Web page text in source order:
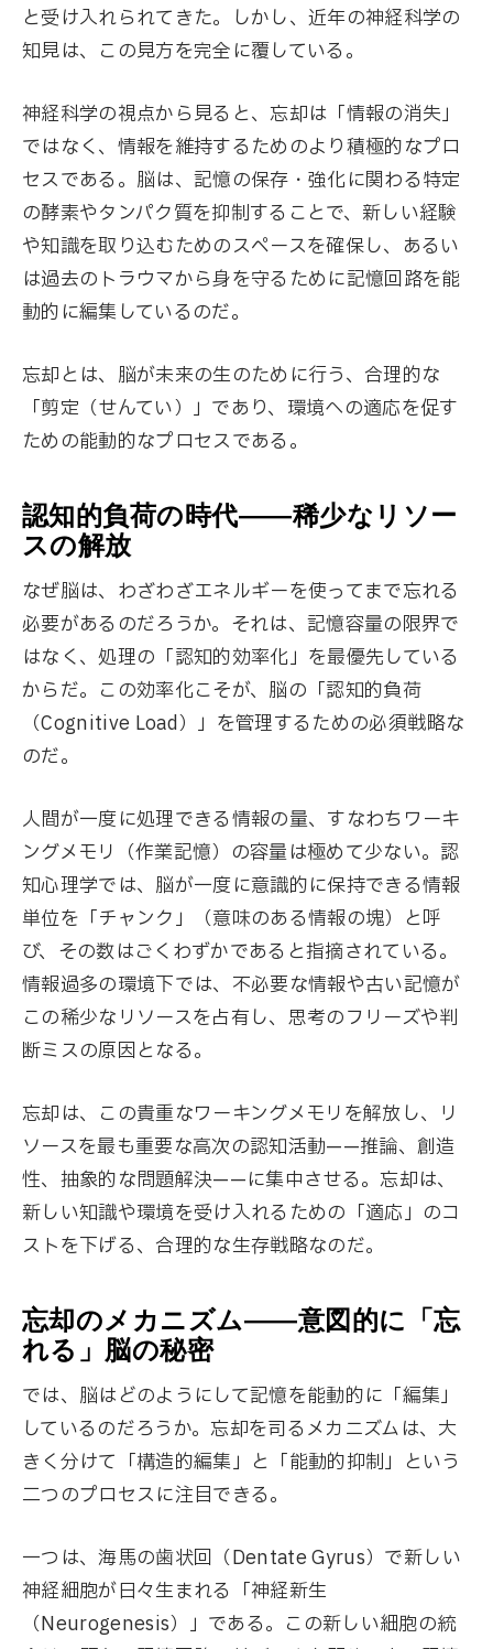
と受け入れられてきた。しかし、近年の神経科学の
知見は、この見方を完全に覆している。
神経科学の視点から見ると、忘却は「情報の消失」
ではなく、情報を維持するためのより積極的なプロ
セスである。脳は、記憶の保存・強化に関わる特定
の酵素やタンパク質を抑制することで、新しい経験
や知識を取り込むためのスペースを確保し、あるい
は過去のトラウマから身を守るために記憶回路を能
動的に編集しているのだ。
忘却とは、脳が未来の生のために行う、合理的な
「剪定（せんてい）」であり、環境への適応を促す
ための能動的なプロセスである。
認知的負荷の時代——稀少なリソー
スの解放
なぜ脳は、わざわざエネルギーを使ってまで忘れる
必要があるのだろうか。それは、記憶容量の限界で
はなく、処理の「認知的効率化」を最優先している
からだ。この効率化こそが、脳の「認知的負荷
（Cognitive Load）」を管理するための必須戦略な
のだ。
人間が一度に処理できる情報の量、すなわちワーキ
ングメモリ（作業記憶）の容量は極めて少ない。認
知心理学では、脳が一度に意識的に保持できる情報
単位を「チャンク」（意味のある情報の塊）と呼
び、その数はごくわずかであると指摘されている。
情報過多の環境下では、不必要な情報や古い記憶が
この稀少なリソースを占有し、思考のフリーズや判
断ミスの原因となる。
忘却は、この貴重なワーキングメモリを解放し、リ
ソースを最も重要な高次の認知活動——推論、創造
性、抽象的な問題解決——に集中させる。忘却は、
新しい知識や環境を受け入れるための「適応」のコ
ストを下げる、合理的な生存戦略なのだ。
忘却のメカニズム——意図的に「忘
れる」脳の秘密
では、脳はどのようにして記憶を能動的に「編集」
しているのだろうか。忘却を司るメカニズムは、大
きく分けて「構造的編集」と「能動的抑制」という
二つのプロセスに注目できる。
一つは、海馬の歯状回（Dentate Gyrus）で新しい
神経細胞が日々生まれる「神経新生
（Neurogenesis）」である。この新しい細胞の統